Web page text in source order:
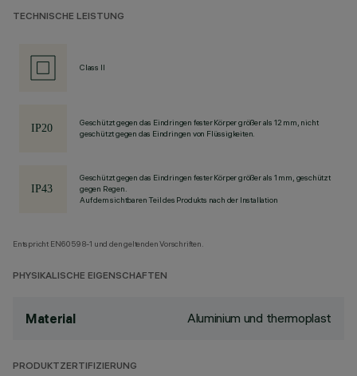
TECHNISCHE LEISTUNG
Class II
Geschützt gegen das Eindringen fester Körper größer als 12 mm, nicht
geschützt gegen das Eindringen von Flüssigkeiten.
Geschützt gegen das Eindringen fester Körper größer als 1 mm, geschützt
gegen Regen.
Auf dem sichtbaren Teil des Produkts nach der Installation
Entspricht EN60598-1 und den geltenden Vorschriften.
PHYSIKALISCHE EIGENSCHAFTEN
Material Aluminium und thermoplast
PRODUKTZERTIFIZIERUNG